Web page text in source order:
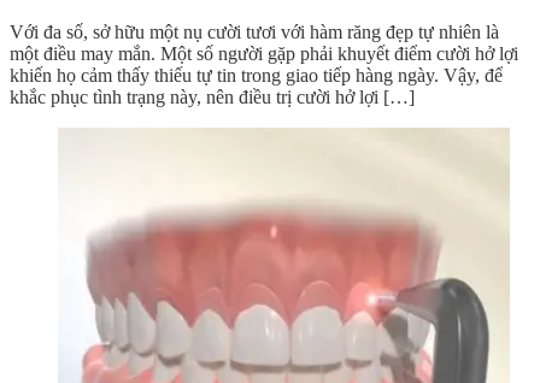
Với đa số, sở hữu một nụ cười tươi với hàm răng đẹp tự nhiên là
một điều may mắn. Một số người gặp phải khuyết điểm cười hở lợi
khiến họ cảm thấy thiếu tự tin trong giao tiếp hàng ngày. Vậy, để
khắc phục tình trạng này, nên điều trị cười hở lợi […]